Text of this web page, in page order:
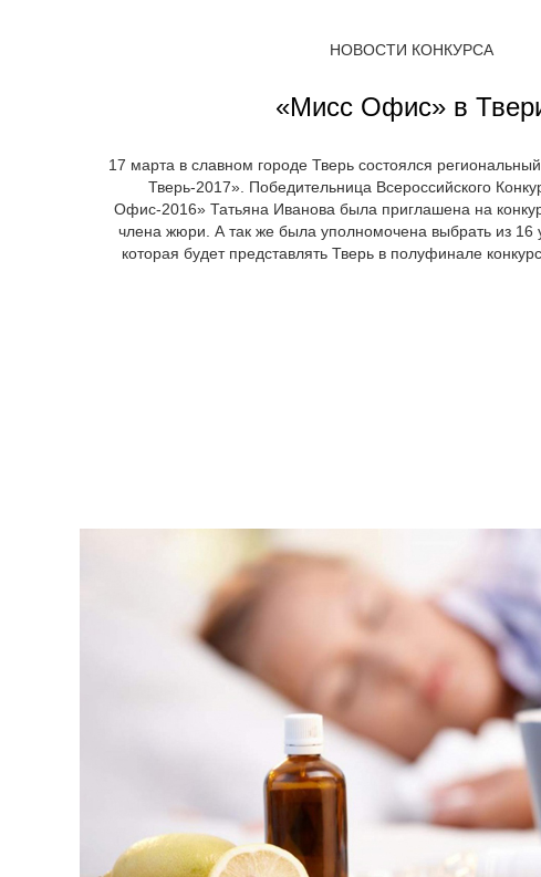
НОВОСТИ КОНКУРСА
«Мисс Офис» в
17 марта в славном городе Тверь состоялся
Тверь-2017». Победительница Всероссийского
Офис-2016» Татьяна Иванова была приглашена на
члена жюри. А так же была уполномочена выбрать из 16
которая будет представлять Тверь в полуфинале